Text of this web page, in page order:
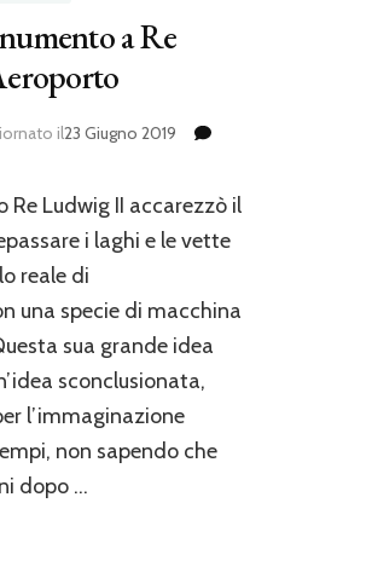
a Re
il23 Giugno 2019
Re Ludwig II accarezzò il
i laghi e le vette
reale di
una specie di macchina
sua grande idea
sconclusionata,
l’immaginazione
non sapendo che
dopo …